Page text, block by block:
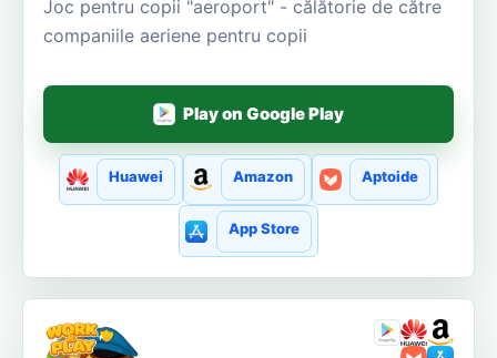
Joc pentru copii "aeroport" - călătorie de către
companiile aeriene pentru copii
Play on Google Play
Huawei Amazon Aptoide
App Store